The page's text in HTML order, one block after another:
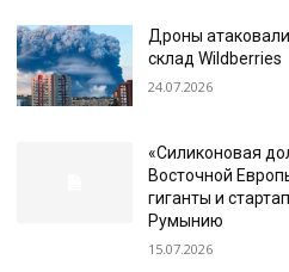
Дроны
склад Wildberries
24.07.2026
«Силиконовая
Восточной
гиганты и
Румынию
15.07.2026